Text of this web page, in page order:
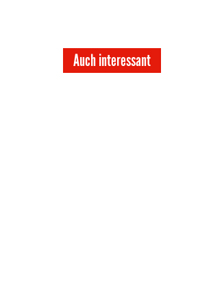
Auch interessant